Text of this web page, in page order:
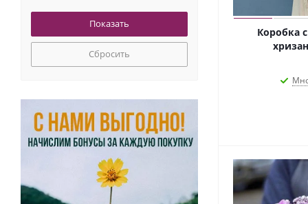
Коробка
Статица
Сухоцвет Лагурус
Сухоцвет Тритикум
Флористическая губка
Хризантема кустовая
Эвкалипт
Эустома (Лизиантус)
Сбросить